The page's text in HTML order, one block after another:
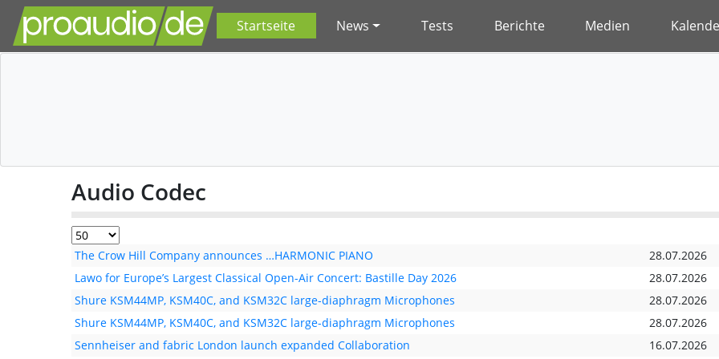
Startseite News Tests Berichte Medien
Audio Codec
The Crow Hill Company announces …HARMONIC PIANO
28.07.2026
Lawo for Europe’s Largest Classical Open-Air Concert: Bastille Day 2026
28.07.2026
Shure KSM44MP, KSM40C, and KSM32C large-diaphragm Microphones
28.07.2026
Shure KSM44MP, KSM40C, and KSM32C large-diaphragm Microphones
28.07.2026
Sennheiser and fabric London launch expanded Collaboration
16.07.2026